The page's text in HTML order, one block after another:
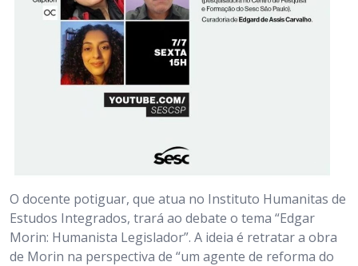
O docente potiguar, que atua no Instituto Humanitas de
Estudos Integrados, trará ao debate o tema “Edgar
Morin: Humanista Legislador”. A ideia é retratar a obra
de Morin na perspectiva de “um agente de reforma do